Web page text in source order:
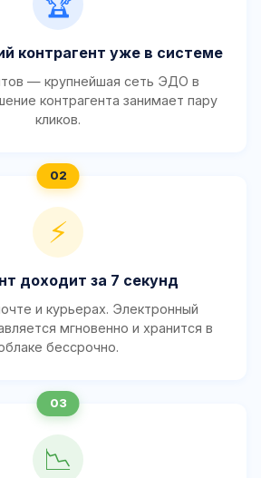
контрагент уже в системе
— крупнейшая сеть ЭДО в
контрагента занимает пару
кликов.
⚡
доходит за 7 секунд
и курьерах. Электронный
мгновенно и хранится в
бессрочно.
📉